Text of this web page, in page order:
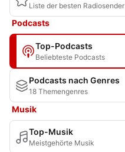
Liste der besten Radiosender
Podcasts
Top-Podcasts
Beliebteste Podcasts
Podcasts nach Genres
18 Themengenres
Musik
Top-Musik
Meistgehörte Musik